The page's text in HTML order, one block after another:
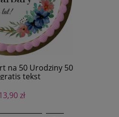
na 50 Urodziny 50
tekst
zł